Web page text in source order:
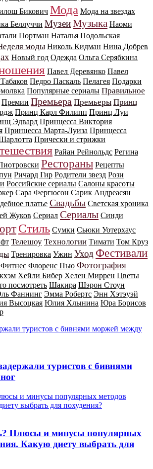
Бикович Мода Мода на звездах
Беллуччи МузеиМузыка Наоми
Портман Наталья Подольская
моды Николь Кидман Нина Добрев
Новый год Одежда Ольга Серябкина
Павел Деревянко Павел
Педро Паскаль Пелагея Подарки
Популярные сериалы Правильное
Премии Премьера Премьеры Принц
Принц Карл Филипп Принц Луи
Эдвард Принцесса Виктория
Принцесса Марта-Луиза Принцесса
Прически и стрижки
Райан Рейнольдс Регина
Рестораны Рецепты
Ричард Гир Родители звезд Рози
Российские сериалы Салоны красоты
Сара Фергюсон Сарик Андреасян
платье Свадьбы Светская хроника
Жуков Сериал Сериалы Синди
Стиль Сумки Сьюки Уотерхаус
Телешоу Технологии Тимати Том Круз
Тренировка Ужин Уход Фестивали
Фитнес Флоренс Пью Фотография
Хейли Бибер Хелен Миррен Цветы
посмотреть Шакира Шэрон Стоун
Фаннинг Эмма Робертс Энн Хэтэуэй
Высоцкая Юлия Хлынина Юра Борисов
туристов с бивнями моржей между
туристов с бивнями
и минусы популярных методов
выбрать для похудения?
Плюсы и минусы популярных
Какую диету выбрать для